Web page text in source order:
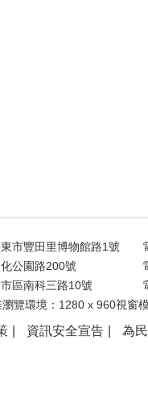
市豐田里博物館路1號
公園路200號
區南科三路10號
覽環境：1280 x 960視窗
資訊安全宣告 為